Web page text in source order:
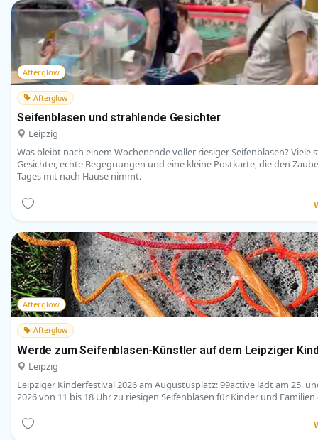
Afterglow
Afterglow
Seifenblasen und strahlende Gesichter
Leipzig
Was bleibt nach einem Wochenende voller riesiger Seifenblasen? Viele
Gesichter, echte Begegnungen und eine kleine Postkarte, die den
Tages mit nach Hause nimmt.
Afterglow
Afterglow
Werde zum Seifenblasen-Künstler auf dem Leipziger
Leipzig
Leipziger Kinderfestival 2026 am Augustusplatz: 99active lädt am 25.
2026 von 11 bis 18 Uhr zu riesigen Seifenblasen für Kinder und Familien